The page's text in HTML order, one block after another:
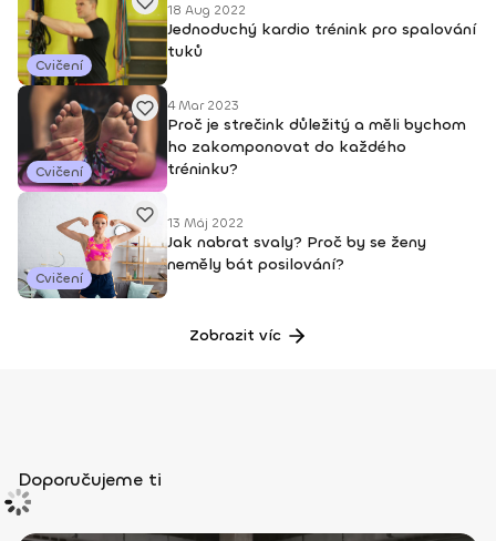
Cvičení
18 Aug 2022
Jednoduchý kardio trénink pro spalování
tuků
Cvičení
4 Mar 2023
Proč je strečink důležitý a měli bychom
ho zakomponovat do každého
tréninku?
Cvičení
13 Máj 2022
Jak nabrat svaly? Proč by se ženy
neměly bát posilování?
Zobrazit víc
Doporučujeme ti